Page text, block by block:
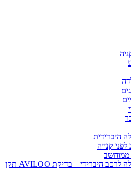
היברידית
קנייה
ממוחשב
בדיקת סוללה לרכב היברידי – בדיקת AVILOO תקן